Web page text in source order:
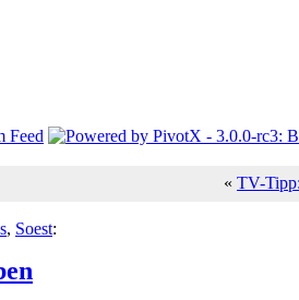
« TV-
, Soest: